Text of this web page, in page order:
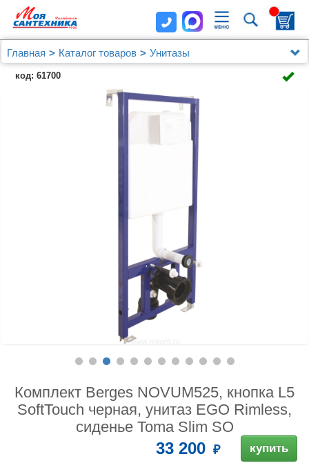
Главная Каталог товаров
Унитазы
Унитазы Berges Wasserhaus
Комплект Berges NOVUM525, кнопка L5 SoftTouch
черная, унитаз EGO Rimless, сиденье Toma Slim SO
код: 61700
Комплект Berges NOVUM525, кнопка L5
SoftTouch черная, унитаз EGO Rimless,
сиденье Toma Slim SO
33 200 купить